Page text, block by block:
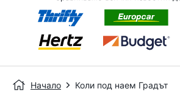
Начало Коли под наем Градът